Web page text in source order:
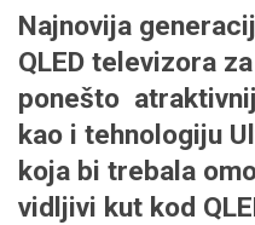
Najnovija
QLED televizora
ponešto
kao i tehnologiju
koja bi trebala
vidljivi kut kod